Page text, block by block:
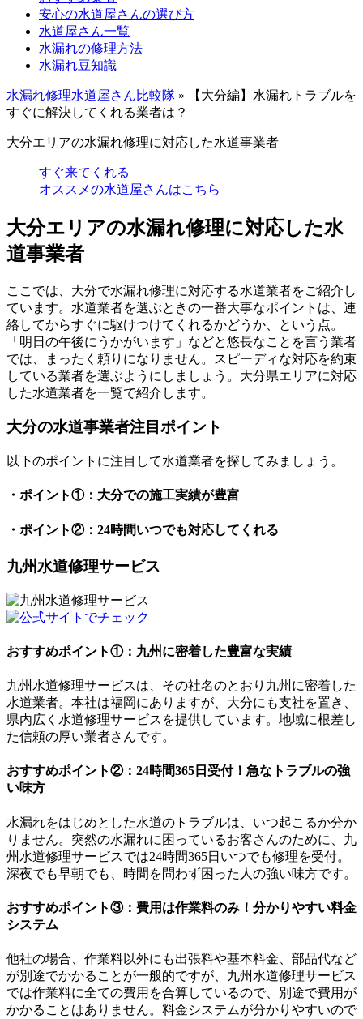
安心の水道屋さんの選び方
水道屋さん一覧
水漏れの修理方法
水漏れ豆知識
水漏れ修理水道屋さん比較隊 »
【大分編】水漏れトラブルを
すぐに解決してくれる業者は？
大分エリアの水漏れ修理に対応した水道事業者
すぐ来てくれる
オススメの水道屋さんはこちら
大分エリアの水漏れ修理に対応した水
道事業者
ここでは、大分で水漏れ修理に対応する水道業者をご紹介し
ています。水道業者を選ぶときの一番大事なポイントは、連
絡してからすぐに駆けつけてくれるかどうか、という点。
「明日の午後にうかがいます」などと悠長なことを言う業者
では、まったく頼りになりません。スピーディな対応を約束
している業者を選ぶようにしましょう。大分県エリアに対応
した水道業者を一覧で紹介します。
大分の水道事業者注目ポイント
以下のポイントに注目して水道業者を探してみましょう。
・ポイント①：大分での施工実績が豊富
・ポイント②：24時間いつでも対応してくれる
九州水道修理サービス
おすすめポイント①：九州に密着した豊富な実績
九州水道修理サービスは、その社名のとおり九州に密着した
水道業者。本社は福岡にありますが、大分にも支社を置き、
県内広く水道修理サービスを提供しています。地域に根差し
た信頼の厚い業者さんです。
おすすめポイント②：24時間365日受付！急なトラブルの強
い味方
水漏れをはじめとした水道のトラブルは、いつ起こるか分か
りません。突然の水漏れに困っているお客さんのために、九
州水道修理サービスでは24時間365日いつでも修理を受付。
深夜でも早朝でも、時間を問わず困った人の強い味方です。
おすすめポイント③：費用は作業料のみ！分かりやすい料金
システム
他社の場合、作業料以外にも出張料や基本料金、部品代など
が別途でかかることが一般的ですが、九州水道修理サービス
では作業料に全ての費用を合算しているので、別途で費用が
かかることはありません。料金システムが分かりやすいので